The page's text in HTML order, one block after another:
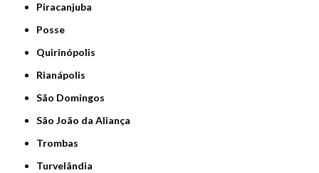
Piracanjuba
Posse
Quirinópolis
Rianápolis
São Domingos
São João da Aliança
Trombas
Turvelândia